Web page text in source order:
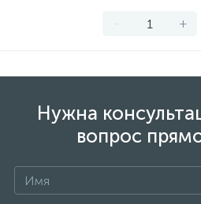
- +
Нужна
вопрос